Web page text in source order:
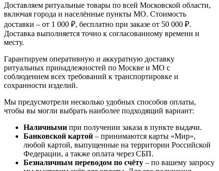
Доставляем ритуальные товары по всей Московской области,
включая города и населённые пункты МО. Стоимость
доставки – от 1 000 ₽, бесплатно при заказе от 50 000 ₽.
Доставка выполняется точно к согласованному времени и
месту.
Гарантируем оперативную и аккуратную доставку
ритуальных принадлежностей по Москве и МО с
соблюдением всех требований к транспортировке и
сохранности изделий.
Мы предусмотрели несколько удобных способов оплаты,
чтобы вы могли выбрать наиболее подходящий вариант:
Наличными при получении заказа в пункте выдачи.
Банковской картой – принимаются карты «Мир»,
любой картой, выпущенные на территории Российской
Федерации, а также оплата через СБП.
Безналичным переводом по счёту – по вашему запросу